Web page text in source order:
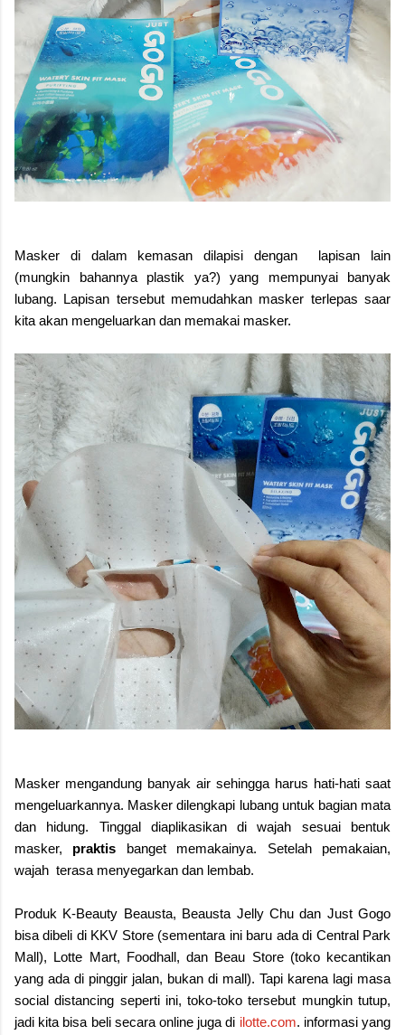
Masker di dalam kemasan dilapisi dengan lapisan lain
(mungkin bahannya plastik ya?) yang mempunyai banyak
lubang. Lapisan tersebut memudahkan masker terlepas saar
kita akan mengeluarkan dan memakai masker.
Masker mengandung banyak air sehingga harus hati-hati saat
mengeluarkannya. Masker dilengkapi lubang untuk bagian mata
dan hidung. Tinggal diaplikasikan di wajah sesuai bentuk
masker, praktis banget memakainya. Setelah pemakaian,
wajah terasa menyegarkan dan lembab.
Produk K-Beauty Beausta, Beausta Jelly Chu dan Just Gogo
bisa dibeli di KKV Store (sementara ini baru ada di Central Park
Mall), Lotte Mart, Foodhall, dan Beau Store (toko kecantikan
yang ada di pinggir jalan, bukan di mall). Tapi karena lagi masa
social distancing seperti ini, toko-toko tersebut mungkin tutup,
jadi kita bisa beli secara online juga di ilotte.com. informasi yang